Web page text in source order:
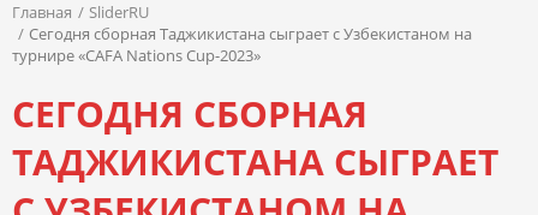
Главная
SliderRU
Сегодня сборная Таджикистана сыграет с Узбекистаном на
турнире «CAFA Nations Cup-2023»
СЕГОДНЯ СБОРНАЯ
ТАДЖИКИСТАНА СЫГРАЕТ